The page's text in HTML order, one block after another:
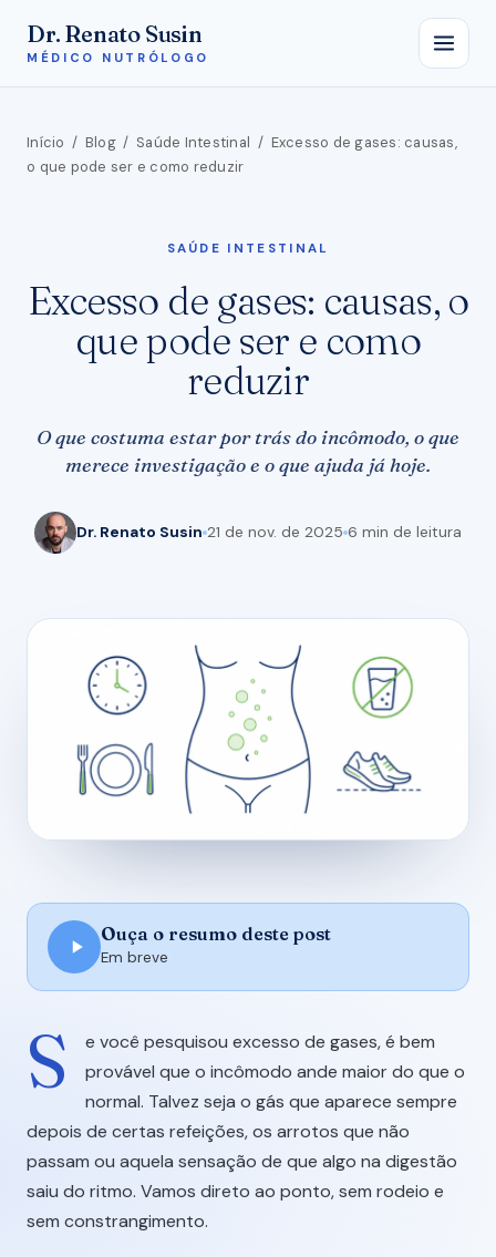
Dr. Renato Susin
MÉDICO NUTRÓLOGO
Início / Blog/ Saúde Intestinal / Excesso de gases: causas,
o que pode ser e como reduzir
SAÚDE INTESTINAL
Excesso de gases: causas, o
que pode ser e como
reduzir
O que costuma estar por trás do incômodo, o que
merece investigação e o que ajuda já hoje.
Dr. Renato Susin 21 de nov. de 2025 6 min de leitura
Ouça o resumo deste post
Em breve
S
e você pesquisou excesso de gases, é bem
provável que o incômodo ande maior do que o
normal. Talvez seja o gás que aparece sempre
depois de certas refeições, os arrotos que não
passam ou aquela sensação de que algo na digestão
saiu do ritmo. Vamos direto ao ponto, sem rodeio e
sem constrangimento.